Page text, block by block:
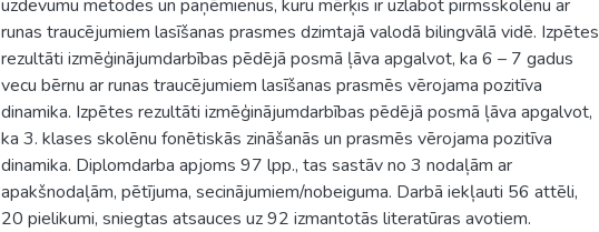
uzdevumu metodes un paņēmienus, kuru mērķis ir uzlabot pirmsskolēnu ar
runas traucējumiem lasīšanas prasmes dzimtajā valodā bilingvālā vidē. Izpētes
rezultāti izmēģinājumdarbības pēdējā posmā ļāva apgalvot, ka 6 – 7 gadus
vecu bērnu ar runas traucējumiem lasīšanas prasmēs vērojama pozitīva
dinamika. Izpētes rezultāti izmēģinājumdarbības pēdējā posmā ļāva apgalvot,
ka 3. klases skolēnu fonētiskās zināšanās un prasmēs vērojama pozitīva
dinamika. Diplomdarba apjoms 97 lpp., tas sastāv no 3 nodaļām ar
apakšnodaļām, pētījuma, secinājumiem/nobeiguma. Darbā iekļauti 56 attēli,
20 pielikumi, sniegtas atsauces uz 92 izmantotās literatūras avotiem.